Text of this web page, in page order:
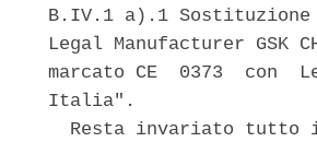
B.IV.1 a).1 Sostituzione
Legal Manufacturer GSK
marcato CE  0373  con
Italia".
Resta invariato tutto